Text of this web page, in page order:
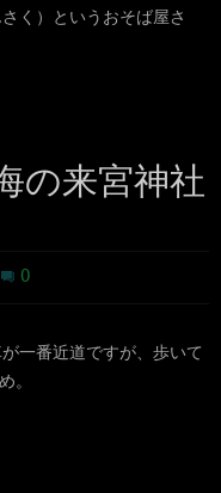
く）というおそば屋さ
の来宮神社
0
一番近道ですが、歩いて
。